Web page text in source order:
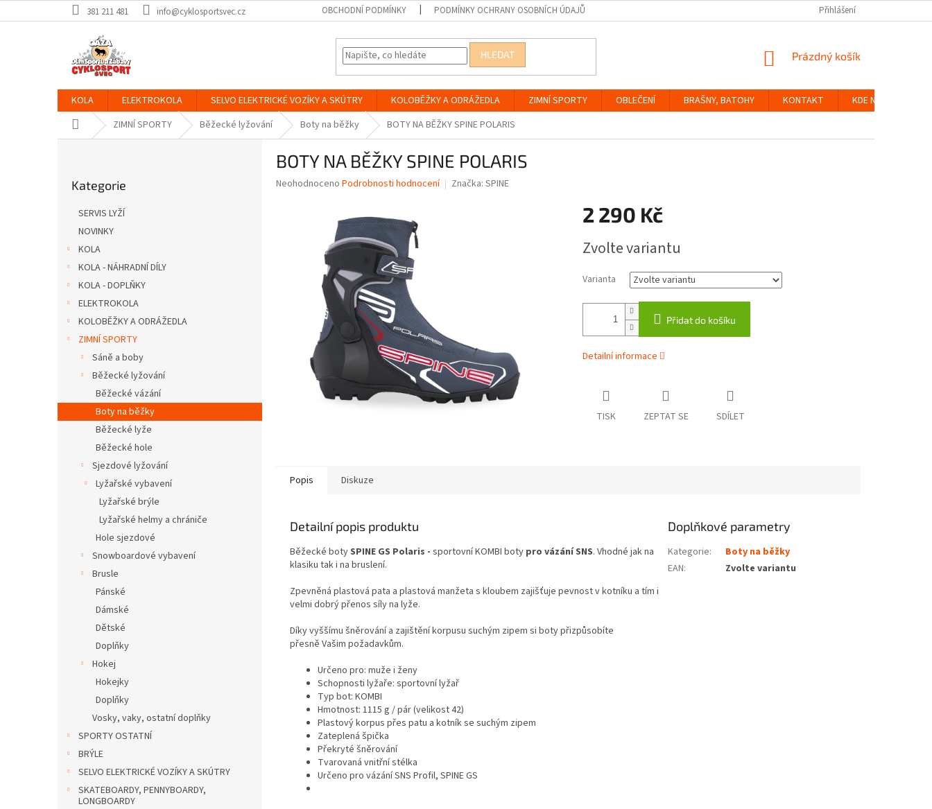
na
381 211 481 info@cyklosportsvec.cz OBCHODNÍ PODMÍNKY PODMÍNKY OCHRANY OSOBNÍCH ÚDAJŮ Přihlášení
HLEDAT
NÁKUPNÍ
Prázdný košík
KOLA ELEKTROKOLA SELVO ELEKTRICKÉ VOZÍKY A SKÚTRY KOLOBĚŽKY A ODRÁŽEDLA ZIMNÍ SPORTY OBLEČENÍ BRAŠNY, BATOHY KONTAKT
KDE NÁS NAJDETE
Domů ZIMNÍ SPORTY Běžecké lyžování Boty na běžky BOTY NA BĚŽKY SPINE POLARIS
kategorie
Kategorie
SERVIS LYŽÍ
NOVINKY
KOLA
KOLA - NÁHRADNÍ DÍLY
KOLA - DOPLŇKY
ELEKTROKOLA
KOLOBĚŽKY A ODRÁŽEDLA
ZIMNÍ SPORTY
Sáně a boby
Běžecké lyžování
Běžecké vázání
Boty na běžky
Běžecké lyže
Běžecké hole
Sjezdové lyžování
Lyžařské vybavení
Lyžařské brýle
Lyžařské helmy a chrániče
Hole sjezdové
Snowboardové vybavení
Brusle
Pánské
Dámské
Dětské
Doplňky
Hokej
Hokejky
Doplňky
Vosky, vaky, ostatní doplňky
SPORTY OSTATNÍ
BRÝLE
SELVO ELEKTRICKÉ VOZÍKY A SKÚTRY
SKATEBOARDY, PENNYBOARDY,
LONGBOARDY
BOTY NA BĚŽKY SPINE POLARIS
Průměrné
Neohodnoceno Podrobnosti hodnocení Značka: SPINE
2 290 Kč
cena:
Zvolte variantu
Varianta
Přidat do košíku
Detailní informace
TISK ZEPTAT SE SDÍLET
Popis Diskuze
Detailní popis produktu
Běžecké botySPINE GS Polaris - sportovní KOMBI boty pro vázání SNS. Vhodné jak na
klasiku tak i na bruslení.
Zpevněná plastová pata a plastová manžeta s kloubem zajišťuje pevnost v kotníku a tím i
velmi dobrý přenos síly na lyže.
Díky vyššímu šněrování a zajištění korpusu suchým zipem si boty přizpůsobíte
přesně Vašim požadavkům.
Určeno pro: muže i ženy
Schopnosti lyžaře: sportovní lyžař
Typ bot: KOMBI
Hmotnost: 1115 g / pár (velikost 42)
Plastový korpus přes patu a kotník se suchým zipem
Zateplená špička
Překryté šněrování
Tvarovaná vnitřní stélka
Určeno pro vázání SNS Profil, SPINE GS
Doplňkové parametry
Kategorie:
Boty na běžky
EAN: Zvolte variantu